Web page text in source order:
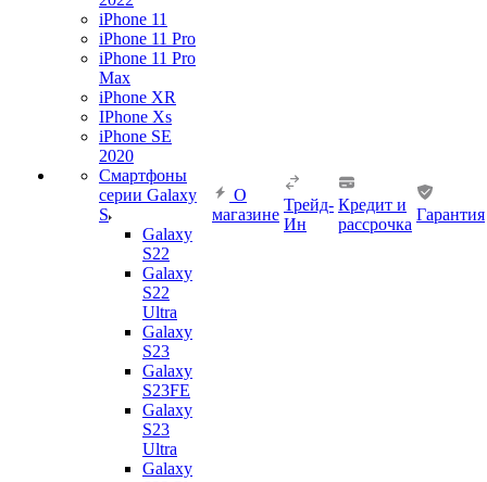
iPhone 11
iPhone 11 Pro
iPhone 11 Pro
Max
iPhone XR
IPhone Xs
iPhone SE
2020
Смартфоны
серии Galaxy
S
Galaxy
S22
Galaxy
S22
Ultra
Galaxy
S23
Galaxy
S23FE
Galaxy
S23
Ultra
Galaxy
О
магазине
Трейд-
Ин
Кредит и
рассрочка
Гарантия